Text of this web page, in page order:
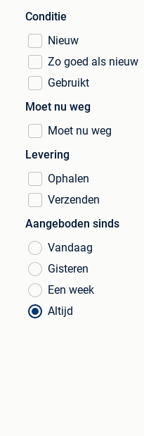
Conditie
Nieuw
Zo goed als nieuw
Gebruikt
Moet nu weg
Moet nu weg
Levering
Ophalen
Verzenden
Aangeboden sinds
Vandaag
Gisteren
Een week
Altijd